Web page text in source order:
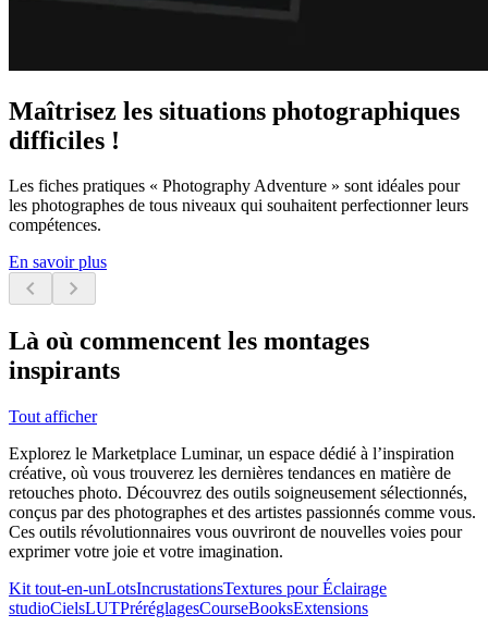
Maîtrisez les situations photographiques
difficiles !
Les fiches pratiques « Photography Adventure » sont idéales pour
les photographes de tous niveaux qui souhaitent perfectionner leurs
compétences.
En savoir plus
chevron_left chevron_right
Là où commencent les montages
inspirants
Tout afficher
Explorez le Marketplace Luminar, un espace dédié à l’inspiration
créative, où vous trouverez les dernières tendances en matière de
retouches photo. Découvrez des outils soigneusement sélectionnés,
conçus par des photographes et des artistes passionnés comme vous.
Ces outils révolutionnaires vous ouvriront de nouvelles voies pour
exprimer votre joie et votre imagination.
Kit tout-en-unLotsIncrustationsTextures pour Éclairage
studioCielsLUTPréréglagesCourseBooksExtensions